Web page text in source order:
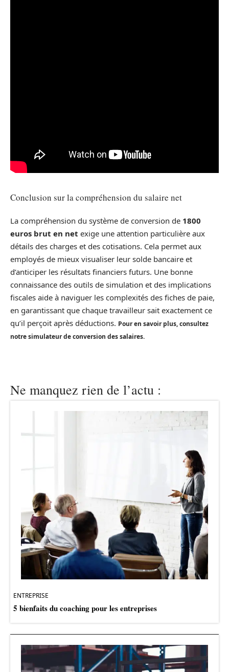
Conclusion sur la compréhension du salaire net
La compréhension du système de conversion de 1800
euros brut en net exige une attention particulière aux
détails des charges et des cotisations. Cela permet aux
employés de mieux visualiser leur solde bancaire et
d’anticiper les résultats financiers futurs. Une bonne
connaissance des outils de simulation et des implications
fiscales aide à naviguer les complexités des fiches de paie,
en garantissant que chaque travailleur sait exactement ce
qu’il perçoit après déductions. Pour en savoir plus, consultez
notre simulateur de conversion des salaires.
Ne manquez rien de l’actu :
ENTREPRISE
5 bienfaits du coaching pour les entreprises